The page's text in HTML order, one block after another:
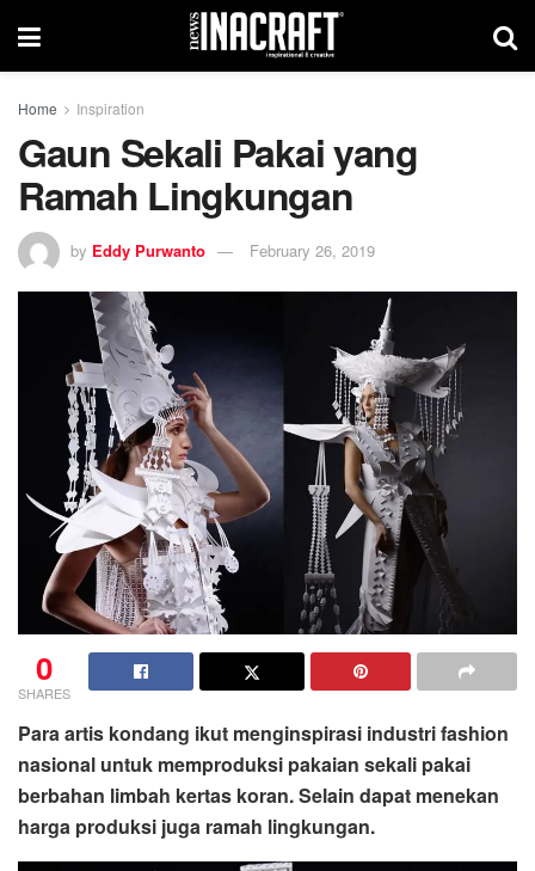
Home Inspiration
Gaun Sekali Pakai yang
Ramah Lingkungan
by Eddy Purwanto February 26, 2019
0
SHARES
Para artis kondang ikut menginspirasi industri fashion
nasional untuk memproduksi pakaian sekali pakai
berbahan limbah kertas koran. Selain dapat menekan
harga produksi juga ramah lingkungan.